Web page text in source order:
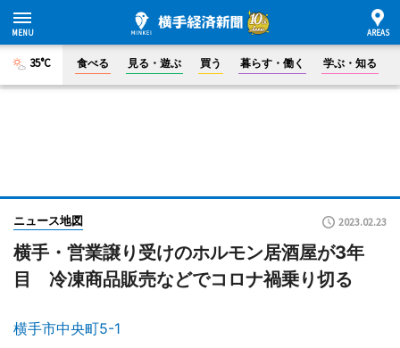
35°C 食べる 見る・遊ぶ 買う 暮らす・働く 学ぶ・知る
ニュース地図 2023.02.23
横手・営業譲り受けのホルモン居酒屋が3年
目 冷凍商品販売などでコロナ禍乗り切る
横手市中央町5-1